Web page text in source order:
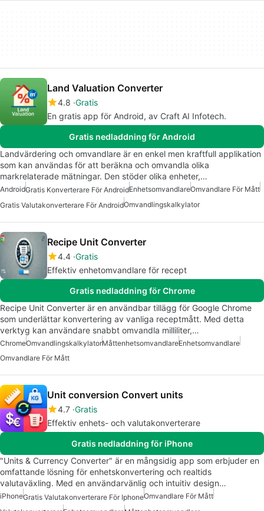
Land Valuation Converter
4.8 Gratis
En gratis app för Android, av Craft AI Infotech.
Gratis nedladdning för Android
Landvärdering och omvandlare är en enkel men kraftfull applikation
som kan användas för att beräkna och omvandla olika
markrelaterade mätningar. Den stöder olika enheter,…
AndroidGratis Konverterare För AndroidEnhetsomvandlareOmvandlare För Mått
Gratis Valutakonverterare För AndroidOmvandlingskalkylator
Recipe Unit Converter
4.4 Gratis
Effektiv enhetomvandlare för recept
Gratis nedladdning för Chrome
Recipe Unit Converter är en användbar tillägg för Google Chrome
som underlättar konvertering av vanliga receptmått. Med detta
verktyg kan användare snabbt omvandla milliliter,…
ChromeOmvandlingskalkylatorMåttenhetsomvandlareEnhetsomvandlare
Omvandlare För Mått
Unit conversion Convert units
4.7 Gratis
Effektiv enhets- och valutakonverterare
Gratis nedladdning för iPhone
"Units & Currency Converter" är en mångsidig app som erbjuder en
omfattande lösning för enhetskonvertering och realtids
valutaväxling. Med en användarvänlig och intuitiv design…
iPhoneGratis Valutakonverterare För IphoneOmvandlare För Mått